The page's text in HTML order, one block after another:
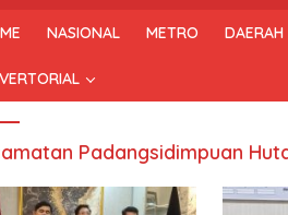
NASIONAL METRO DAERAH
Padangsidimpuan